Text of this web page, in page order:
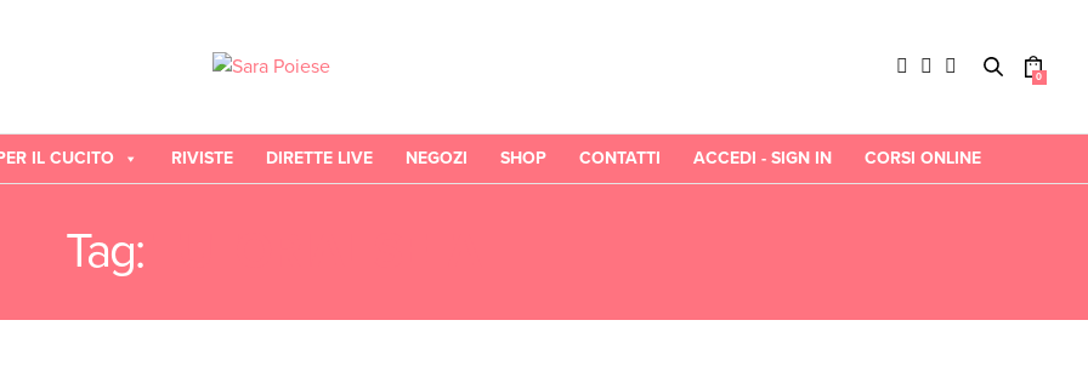
0
IL CUCITO RIVISTE DIRETTE LIVE NEGOZI SHOP CONTATTI ACCEDI - SIGN IN CORSI ONLINE
Tag: